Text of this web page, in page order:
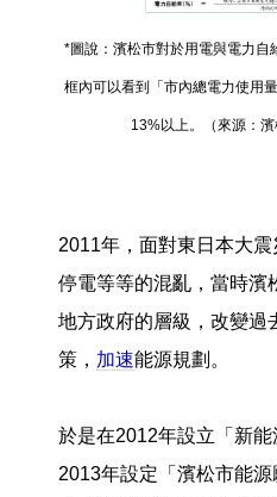
*圖說：濱松市對於用電與電力自
框內可以看到「市內總電力使用
13%以上。（來源：濱
2011年，面對東日本大
停電等等的混亂，當時濱
地方政府的層級，改變過
策， 加速能源規劃。
於是在2012年設立「新能
2013年設定「濱松市能